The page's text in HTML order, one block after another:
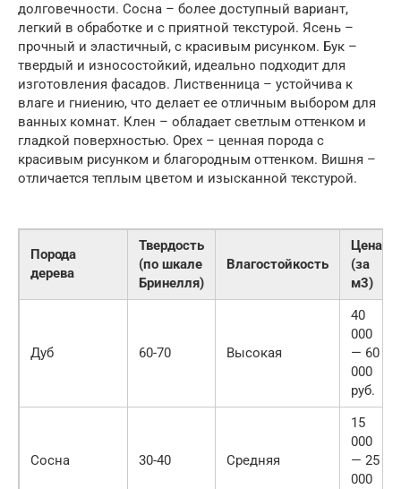
долговечности. Сосна – более доступный вариант,
легкий в обработке и с приятной текстурой. Ясень –
прочный и эластичный, с красивым рисунком. Бук –
твердый и износостойкий, идеально подходит для
изготовления фасадов. Лиственница – устойчива к
влаге и гниению, что делает ее отличным выбором для
ванных комнат. Клен – обладает светлым оттенком и
гладкой поверхностью. Орех – ценная порода с
красивым рисунком и благородным оттенком. Вишня –
отличается теплым цветом и изысканной текстурой.
Порода
дерева
Твердость
(по шкале
Бринелля)
Влагостойкость
Цена
(за
м3)
Дуб 60-70 Высокая
40
000
— 60
000
руб.
Сосна 30-40 Средняя
15
000
— 25
000